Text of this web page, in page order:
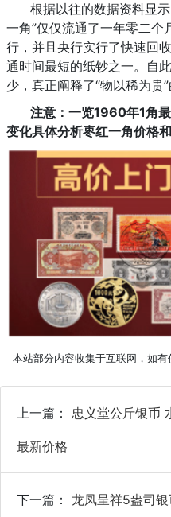
根据以往的数据资料显示
一角”仅仅流通了一年零二
行，并且央行实行了快速回
通时间最短的纸钞之一。自
少，真正阐释了“物以稀为贵”
注意：一览1960年1角
变化具体分析枣红一角价格
本站部分内容收集于互联网，如有
上一篇： 忠义堂公斤银币
最新价格
下一篇： 龙凤呈祥5盎司